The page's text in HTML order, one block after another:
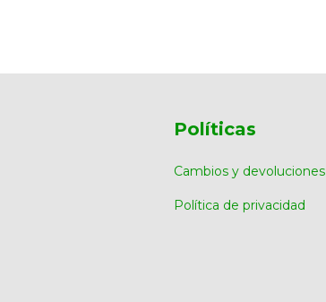
Políticas
Cambios y devoluciones
Política de privacidad